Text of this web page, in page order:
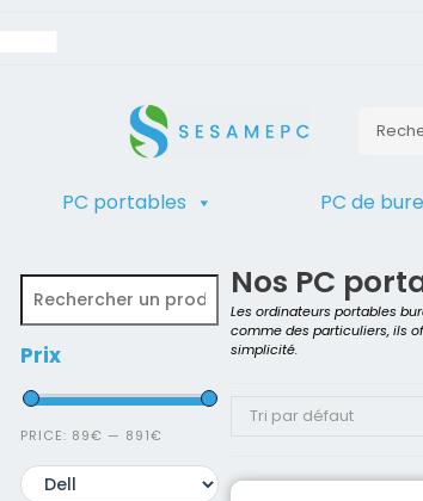
PC portables PC de
Prix
PRICE: 89€ — 891€
Nos PC
Les ordinateurs portables
comme des particuliers, ils
simplicité.
Tri par défaut